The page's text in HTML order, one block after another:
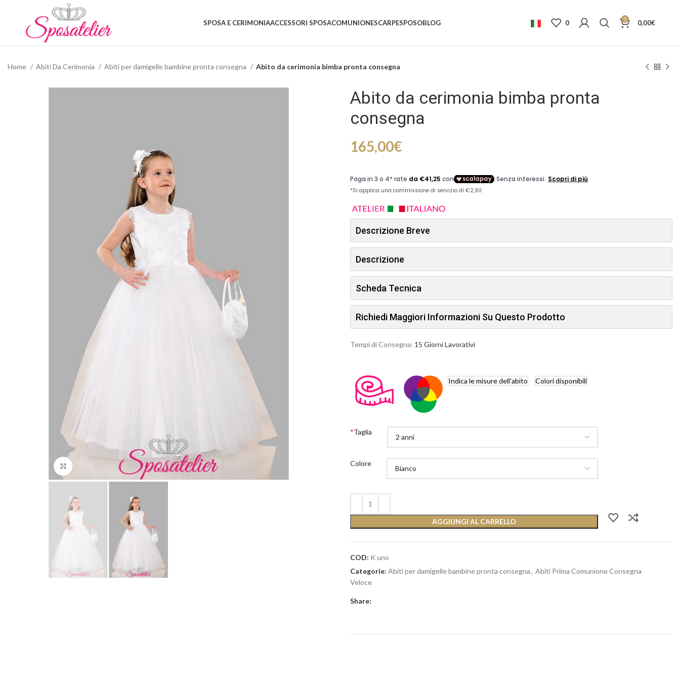
SPOSA E CERIMONIAACCESSORI SPOSACOMUNIONESCARPESPOSOBLOG 0 0 0,00€
Home Abiti Da Cerimonia Abiti per damigelle bambine pronta consegna Abito da cerimonia bimba pronta consegna
Abito da cerimonia bimba pronta
consegna
165,00€
Descrizione Breve
Descrizione
Scheda Tecnica
Richiedi Maggiori Informazioni Su Questo Prodotto
Tempi di Consegna: 15 Giorni Lavorativi
Indica le misure dell'abito Coloridisponibili
*Taglia
Colore
AGGIUNGI AL CARRELLO
COD: K uno
Categorie: Abiti per damigelle bambine pronta consegna, Abiti Prima Comunione Consegna
Veloce
Share: